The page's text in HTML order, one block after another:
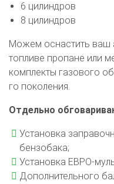
6 цилиндров
8 цилиндров
Можем оснастить ваш
топливе пропане или
комплекты газового
го поколения.
Отдельно
Установка
бензобака;
Установка ЕВРО-
Дополнительного